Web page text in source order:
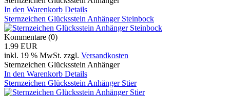
In den Warenkorb Details
Sternzeichen Glücksstein Anhänger Steinbock
Kommentare (0)
1.99 EUR
inkl. 19 % MwSt. zzgl. Versandkosten
Sternzeichen Glücksstein Anhänger
In den Warenkorb Details
Sternzeichen Glücksstein Anhänger Stier